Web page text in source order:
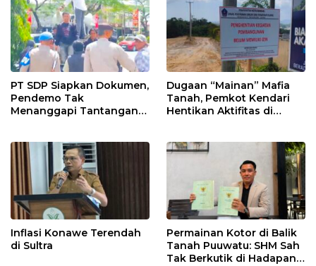
PT SDP Siapkan Dokumen,
Pendemo Tak
Menanggapi Tantangan
Dugaan “Mainan” Mafia
Tanah, Pemkot Kendari
Hentikan Aktifitas di
Inflasi Konawe Terendah
di Sultra
Permainan Kotor di Balik
Tanah Puuwatu: SHM Sah
Tak Berkutik di Hadapan